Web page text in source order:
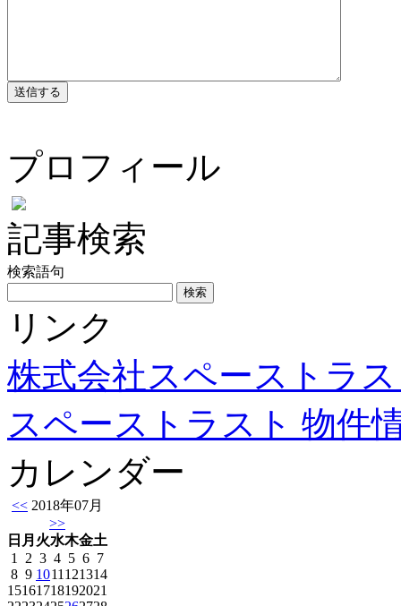
プロフィール
記事検索
検索語句
リンク
株式会社スペーストラ
スペーストラスト 物件
カレンダー
<< 2018年07月
>>
日 月 火水木金土
1 2 3 4 5 6 7
8 9 1011121314
15161718192021